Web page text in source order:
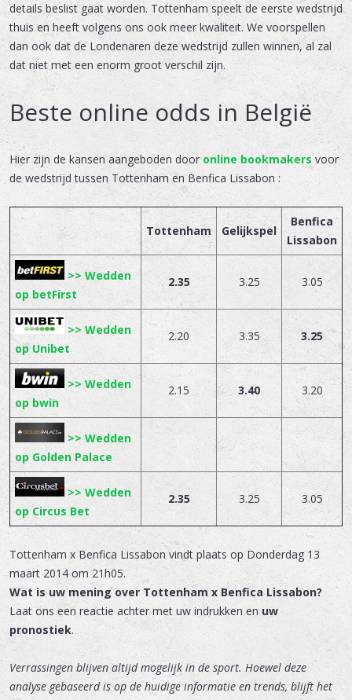
details beslist gaat worden. Tottenham speelt de eerste wedstrijd
thuis en heeft volgens ons ook meer kwaliteit. We voorspellen
dan ook dat de Londenaren deze wedstrijd zullen winnen, al zal
dat niet met een enorm groot verschil zijn.
Beste online odds in België
Hier zijn de kansen aangeboden dooronline bookmakers voor
de wedstrijd tussen Tottenham en Benfica Lissabon :
Tottenham Gelijkspel
Benfica
Lissabon
>> Wedden
op betFirst
2.35 3.25 3.05
>> Wedden
op Unibet
2.20 3.35 3.25
>> Wedden
op bwin
2.15 3.40 3.20
>> Wedden
op Golden Palace
>> Wedden
op Circus Bet
2.35 3.25 3.05
Tottenham x Benfica Lissabonvindt plaats op Donderdag 13
maart 2014 om 21h05.
Wat is uw mening over Tottenham x Benfica Lissabon?
Laat ons een reactie achter met uw indrukken en uw
pronostiek.
Verrassingen blijven altijd mogelijk in de sport. Hoewel deze
analyse gebaseerd is op de huidige informatie en trends, blijft het